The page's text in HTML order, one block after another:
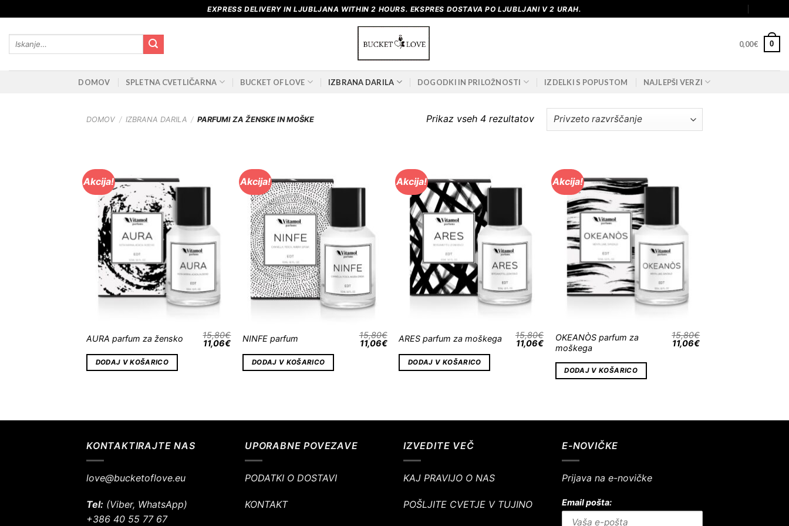
na
vsebino
EXPRESS DELIVERY IN LJUBLJANA WITHIN 2 HOURS. EKSPRES DOSTAVA PO LJUBLJANI V 2 URAH.
Išči:
0,00€ 0
DOMOV SPLETNA CVETLIČARNA BUCKET OF LOVE IZBRANA DARILA DOGODKI IN PRILOŽNOSTI IZDELKI S POPUSTOM NAJLEPŠI VERZI
DOMOV / IZBRANA DARILA / PARFUMI ZA ŽENSKE IN MOŠKE Prikaz vseh 4 rezultatov
Akcija!
na
AURA parfum za žensko 15,80€
11,06€
DODAJ V KOŠARICO
Akcija!
NINFE parfum 15,80€
11,06€
DODAJ V KOŠARICO
Akcija!
ARES parfum za moškega 15,80€
11,06€
DODAJ V KOŠARICO
Akcija!
OKEANÒS parfum za
moškega
15,80€
11,06€
DODAJ V KOŠARICO
KONTAKTIRAJTE NAS
love@bucketoflove.eu
Tel: (Viber, WhatsApp)
+386 40 55 77 67
UPORABNE POVEZAVE
PODATKI O DOSTAVI
KONTAKT
IZVEDITE VEČ
KAJ PRAVIJO O NAS
POŠLJITE CVETJE V TUJINO
E-NOVIČKE
Prijava na e-novičke
Email pošta: